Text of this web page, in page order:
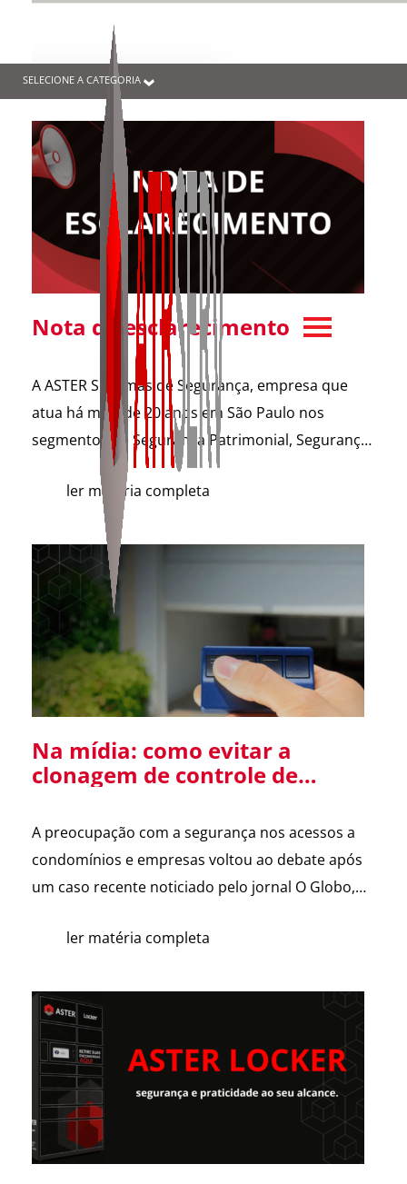
SELECIONE A CATEGORIA
Nota de esclarecimento
A ASTER Sistemas de Segurança, empresa que
atua há mais de 20 anos em São Paulo nos
segmentos de Segurança Patrimonial, Segurança
Pessoal, Portaria e Facilities, vem a público
esclarecer que não possui qualquer relação
societária, comercial ou de atuação com o Grupo
Aster citado em recentes matérias jornalísticas
sobre a operação da Polícia Federal no setor […]
ler matéria completa
Na mídia: como evitar a
clonagem de controle de
A preocupação com a segurança nos acessos a
condomínios e empresas voltou ao debate após
um caso recente noticiado pelo jornal O Globo,
portão eletrônico em um assalto fatal em São
e contou com a participação da ASTER Sistemas
de Segurança, […]
ler matéria completa